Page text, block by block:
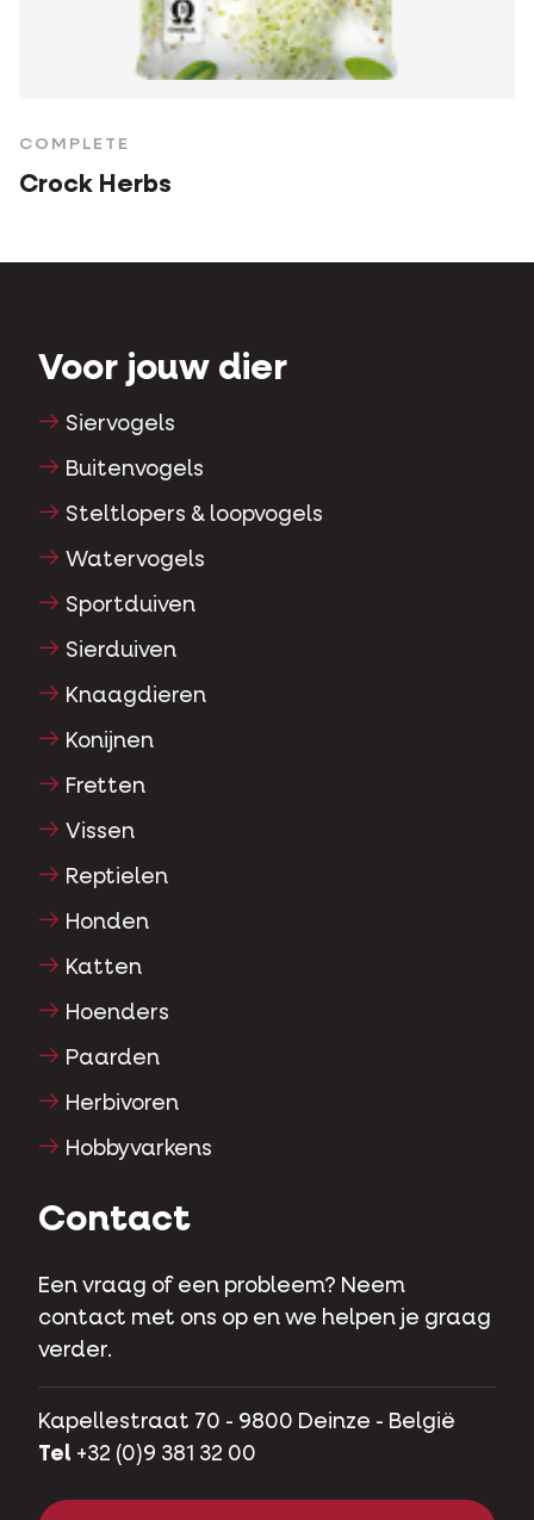
COMPLETE
Crock Herbs
Voor jouw dier
Siervogels
Buitenvogels
Steltlopers & loopvogels
Watervogels
Sportduiven
Sierduiven
Knaagdieren
Konijnen
Fretten
Vissen
Reptielen
Honden
Katten
Hoenders
Paarden
Herbivoren
Hobbyvarkens
Contact
Een vraag of een probleem? Neem
contact met ons op en we helpen je graag
verder.
Kapellestraat 70 - 9800 Deinze - België
Tel +32 (0)9 381 32 00